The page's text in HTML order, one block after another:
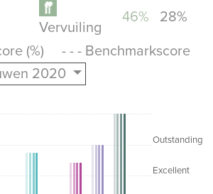
Vervuiling
46%
28%
(%) - - - Benchmarkscore
2020
Excellent
Outstanding